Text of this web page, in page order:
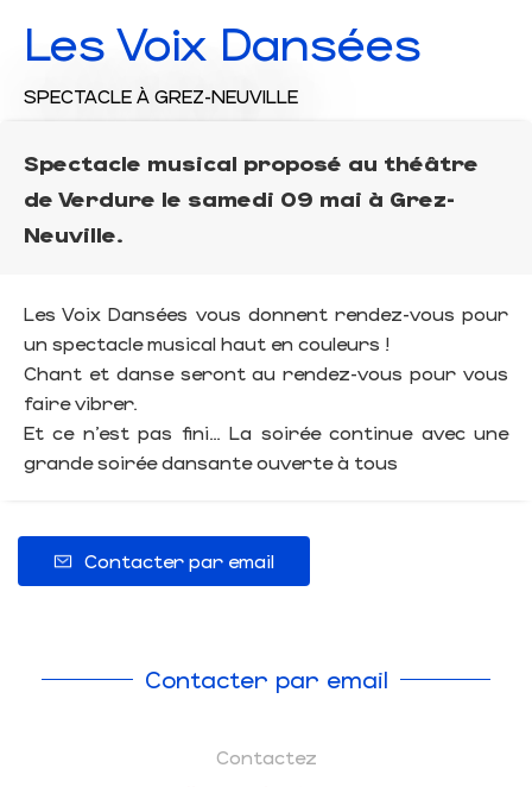
Les Voix Dansées
SPECTACLE À GREZ-NEUVILLE
Spectacle musical proposé au théâtre
de Verdure le samedi 09 mai à Grez-
Neuville.
Les Voix Dansées vous donnent rendez-vous pour
un spectacle musical haut en couleurs !
Chant et danse seront au rendez-vous pour vous
faire vibrer.
Et ce n’est pas fini… La soirée continue avec une
grande soirée dansante ouverte à tous
Contacter par email
Contacter par email
Contactez